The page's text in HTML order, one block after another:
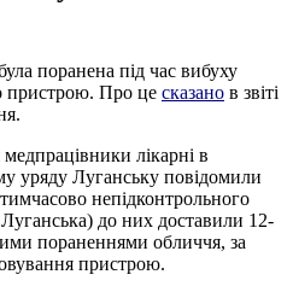
поранена під час вибуху
пристрою. Про це сказано в звіті
медпрацівники лікарні в
уряду Луганську повідомили
непідконтрольного
до них доставили 12-
пораненнями обличчя, за
пристрою.